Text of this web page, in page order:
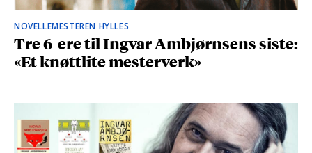
NOVELLEMESTEREN HYLLES
Tre 6-ere til Ingvar Ambjørnsens siste:
«Et knøttlite mesterverk»